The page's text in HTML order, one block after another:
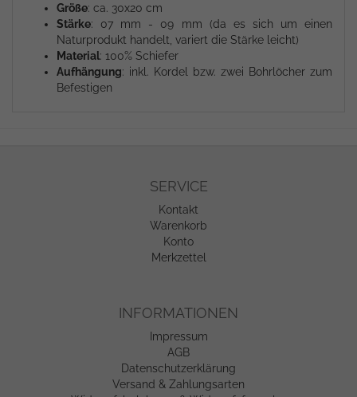
Größe: ca. 30x20 cm
Stärke: 07 mm - 09 mm (da es sich um einen
Naturprodukt handelt, variert die Stärke leicht)
Material: 100% Schiefer
Aufhängung: inkl. Kordel bzw. zwei Bohrlöcher zum
Befestigen
SERVICE
Kontakt
Warenkorb
Konto
Merkzettel
INFORMATIONEN
Impressum
AGB
Datenschutzerklärung
Versand & Zahlungsarten